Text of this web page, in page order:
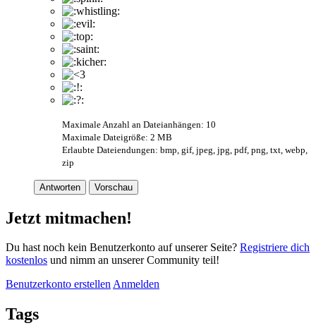
Maximale Anzahl an Dateianhängen: 10
Maximale Dateigröße: 2 MB
Erlaubte Dateiendungen: bmp, gif, jpeg, jpg, pdf, png, txt, webp,
zip
Antworten Vorschau
Jetzt mitmachen!
Du hast noch kein Benutzerkonto auf unserer Seite? Registriere dich
kostenlos und nimm an unserer Community teil!
Benutzerkonto erstellenAnmelden
Tags